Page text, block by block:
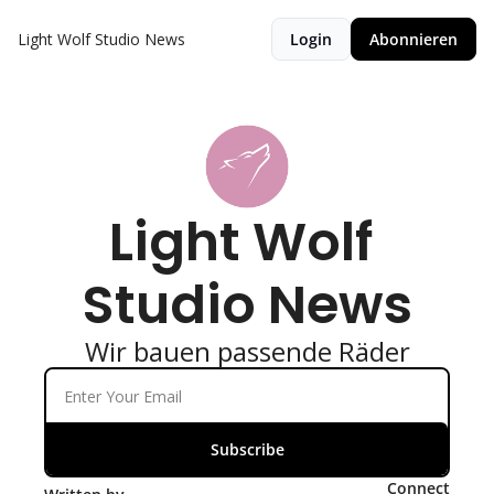
Light Wolf Studio News Login Abonnieren
Light Wolf
Studio News
Wir bauen passende Räder
Subscribe
Connect